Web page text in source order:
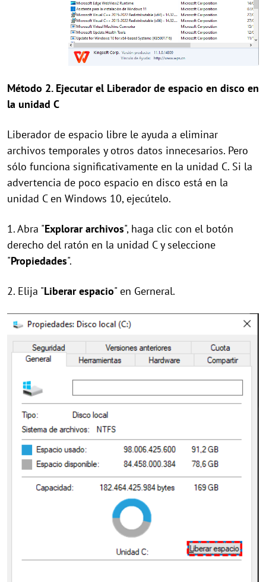
Método 2. Ejecutar el Liberador de espacio en disco en
la unidad C
Liberador de espacio libre le ayuda a eliminar
archivos temporales y otros datos innecesarios. Pero
sólo funciona significativamente en la unidad C. Si la
advertencia de poco espacio en disco está en la
unidad C en Windows 10, ejecútelo.
1. Abra "Explorar archivos", haga clic con el botón
derecho del ratón en la unidad C y seleccione
"Propiedades".
2. Elija "Liberar espacio" en Gerneral.